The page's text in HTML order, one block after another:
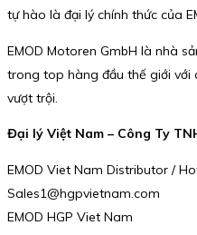
tự hào là đại lý chính thức của
EMOD Motoren GmbH là nhà
trong top hàng đầu thế giới với
vượt trội.
Đại lý Việt Nam – Công Ty
EMOD Viet Nam Distributor /
Sales1@hgpvietnam.com
EMOD HGP Viet Nam